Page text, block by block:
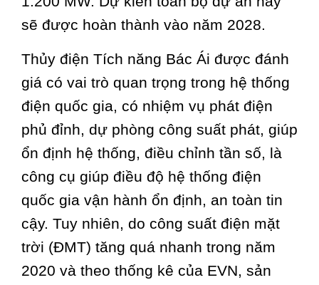
sẽ được hoàn thành vào năm 2028.
Thủy điện Tích năng Bác Ái được đánh
giá có vai trò quan trọng trong hệ thống
điện quốc gia, có nhiệm vụ phát điện
phủ đỉnh, dự phòng công suất phát, giúp
ổn định hệ thống, điều chỉnh tần số, là
công cụ giúp điều độ hệ thống điện
quốc gia vận hành ổn định, an toàn tin
cậy. Tuy nhiên, do công suất điện mặt
trời (ĐMT) tăng quá nhanh trong năm
2020 và theo thống kê của EVN, sản